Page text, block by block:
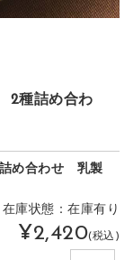
2種詰め合わ
め合わせ 乳製
在庫状態：在庫有り
¥2,420(税込)